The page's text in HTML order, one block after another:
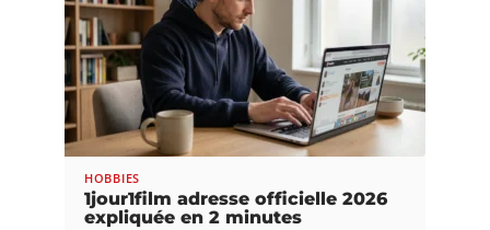
HOBBIES
1jour1film adresse officielle 2026
expliquée en 2 minutes